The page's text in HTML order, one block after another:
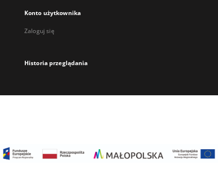
Konto użytkownika
Zaloguj się
Historia przeglądania